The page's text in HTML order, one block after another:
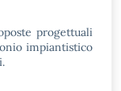
progettuali
impiantistico